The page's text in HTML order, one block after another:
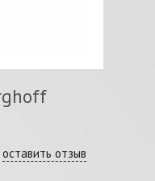
оставить отзыв